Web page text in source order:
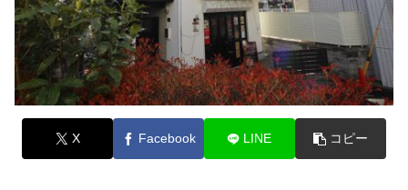
X Facebook LINE コピー